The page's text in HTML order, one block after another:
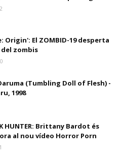
Origin': El ZOMBID-19 desperta
zombis
(Tumbling Doll of Flesh) -
1998
HUNTER: Brittany Bardot és
al nou vídeo Horror Porn